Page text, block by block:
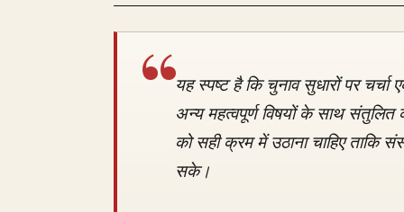
यह स्पष्ट है कि चुनाव सुधारों पर
अन्य महत्वपूर्ण विषयों के साथ
को सही क्रम में उठाना चाहिए ताकि
सके।